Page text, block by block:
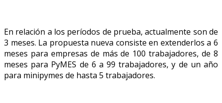
En relación a los períodos de prueba, actualmente son de
3 meses. La propuesta nueva consiste en extenderlos a 6
meses para empresas de más de 100 trabajadores, de 8
meses para PyMES de 6 a 99 trabajadores, y de un año
para minipymes de hasta 5 trabajadores.